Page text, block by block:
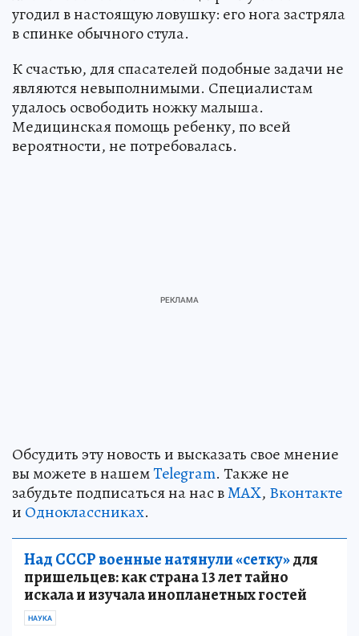
угодил в настоящую ловушку: его нога застряла
в спинке обычного стула.
К счастью, для спасателей подобные задачи не
являются невыполнимыми. Специалистам
удалось освободить ножку малыша.
Медицинская помощь ребенку, по всей
вероятности, не потребовалась.
Обсудить эту новость и высказать свое мнение
вы можете в нашемTelegram. Также не
забудьте подписаться на нас вMAX, Вконтакте
и Одноклассниках.
Над СССР военные натянули «сетку»для
пришельцев: как страна 13 лет тайно
искала и изучала инопланетных гостей
НАУКА